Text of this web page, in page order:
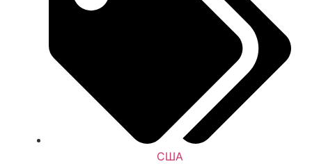
США